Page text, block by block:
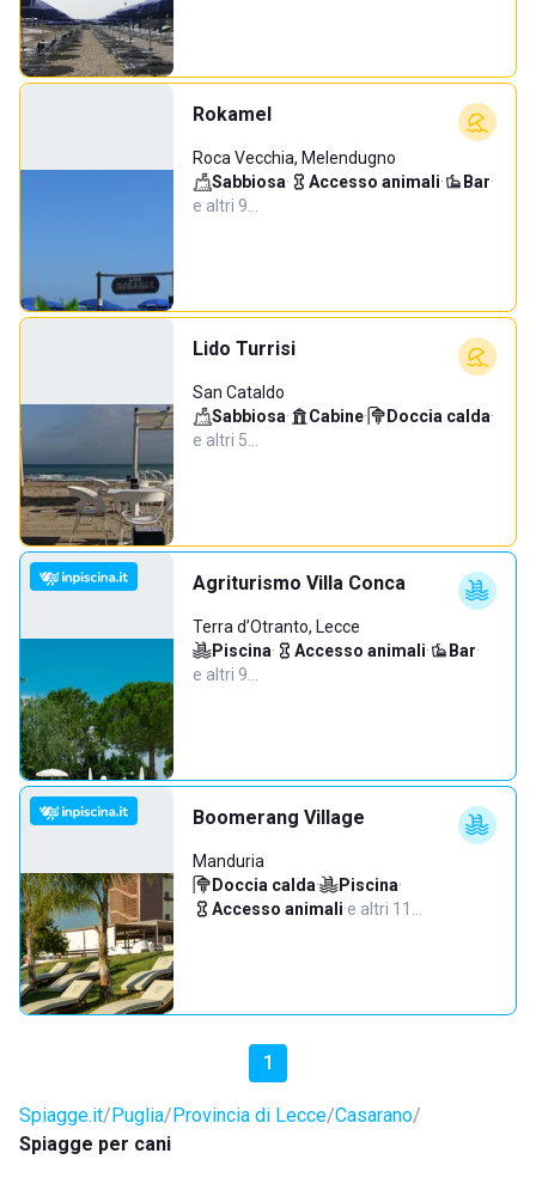
Rokamel
Roca Vecchia, Melendugno
Sabbiosa· Accesso animali· Bar·
e altri 9…
Lido Turrisi
San Cataldo
Sabbiosa· Cabine· Doccia calda·
e altri 5…
Agriturismo Villa Conca
Terra d’Otranto, Lecce
Piscina· Accesso animali· Bar·
e altri 9…
Boomerang Village
Manduria
Doccia calda· Piscina·
Accesso animali·e altri 11…
1
Spiagge.it Puglia Provincia di Lecce Casarano
Spiagge per cani